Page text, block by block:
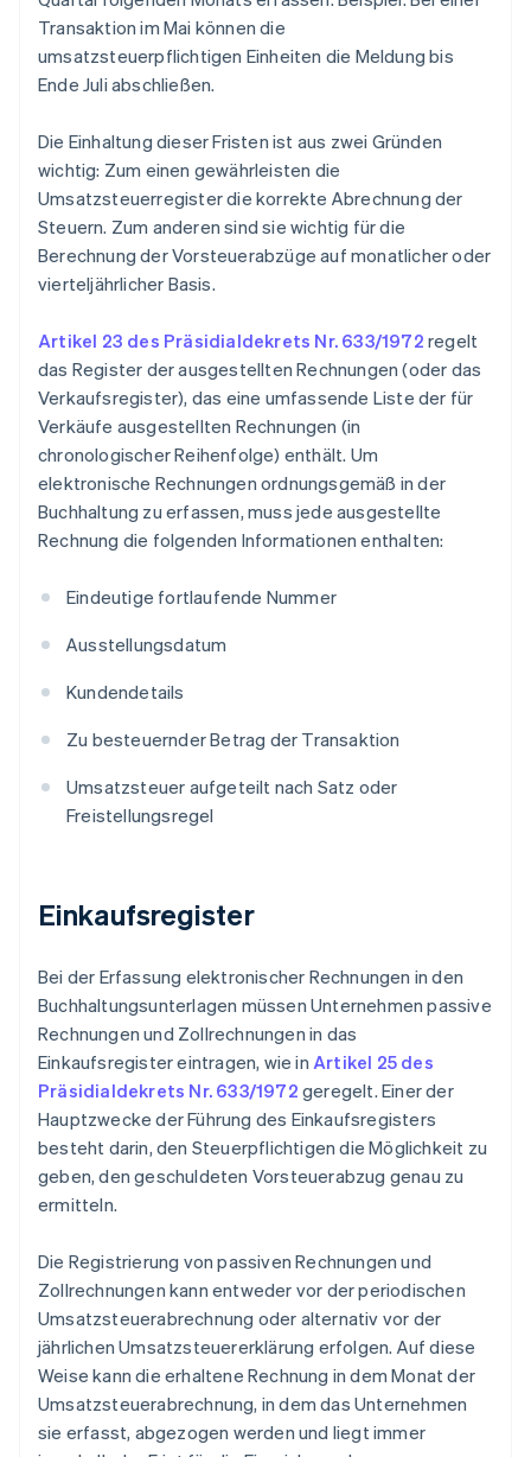
Transaktion im Mai können die
umsatzsteuerpflichtigen Einheiten die Meldung bis
Ende Juli abschließen.
Die Einhaltung dieser Fristen ist aus zwei Gründen
wichtig: Zum einen gewährleisten die
Umsatzsteuerregister die korrekte Abrechnung der
Steuern. Zum anderen sind sie wichtig für die
Berechnung der Vorsteuerabzüge auf monatlicher oder
vierteljährlicher Basis.
Artikel 23 des Präsidialdekrets Nr. 633/1972 regelt
das Register der ausgestellten Rechnungen (oder das
Verkaufsregister), das eine umfassende Liste der für
Verkäufe ausgestellten Rechnungen (in
chronologischer Reihenfolge) enthält. Um
elektronische Rechnungen ordnungsgemäß in der
Buchhaltung zu erfassen, muss jede ausgestellte
Rechnung die folgenden Informationen enthalten:
Eindeutige fortlaufende Nummer
Ausstellungsdatum
Kundendetails
Zu besteuernder Betrag der Transaktion
Umsatzsteuer aufgeteilt nach Satz oder
Freistellungsregel
Einkaufsregister
Bei der Erfassung elektronischer Rechnungen in den
Buchhaltungsunterlagen müssen Unternehmen passive
Rechnungen und Zollrechnungen in das
Einkaufsregister eintragen, wie in Artikel 25 des
Präsidialdekrets Nr. 633/1972 geregelt. Einer der
Hauptzwecke der Führung des Einkaufsregisters
besteht darin, den Steuerpflichtigen die Möglichkeit zu
geben, den geschuldeten Vorsteuerabzug genau zu
ermitteln.
Die Registrierung von passiven Rechnungen und
Zollrechnungen kann entweder vor der periodischen
Umsatzsteuerabrechnung oder alternativ vor der
jährlichen Umsatzsteuererklärung erfolgen. Auf diese
Weise kann die erhaltene Rechnung in dem Monat der
Umsatzsteuerabrechnung, in dem das Unternehmen
sie erfasst, abgezogen werden und liegt immer